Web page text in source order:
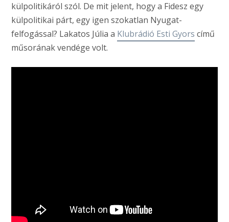
külpolitikáról szól. De mit jelent, hogy a Fidesz egy
külpolitikai párt, egy igen szokatlan Nyugat-
felfogással? Lakatos Júlia a Klubrádió Esti Gyors című
műsorának vendége volt.